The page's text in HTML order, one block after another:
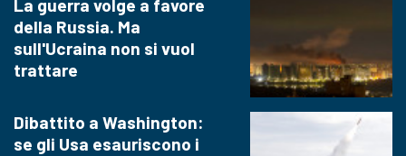
La guerra volge a favore
della Russia. Ma
sull'Ucraina non si vuol
trattare
Dibattito a Washington:
se gli Usa esauriscono i